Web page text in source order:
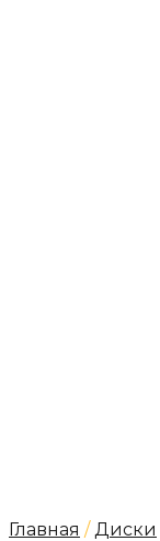
Главная /Диски